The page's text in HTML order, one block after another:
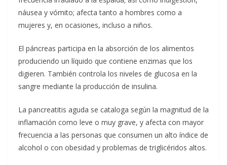
náusea y vómito; afecta tanto a hombres como a
mujeres y, en ocasiones, incluso a niños.
El páncreas participa en la absorción de los alimentos
produciendo un líquido que contiene enzimas que los
digieren. También controla los niveles de glucosa en la
sangre mediante la producción de insulina.
La pancreatitis aguda se cataloga según la magnitud de la
inflamación como leve o muy grave, y afecta con mayor
frecuencia a las personas que consumen un alto índice de
alcohol o con obesidad y problemas de triglicéridos altos.